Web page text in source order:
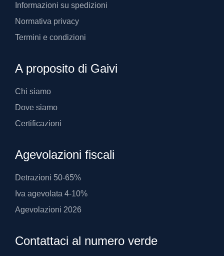
Informazioni su spedizioni
Normativa privacy
Termini e condizioni
A proposito di Gaivi
Chi siamo
Dove siamo
Certificazioni
Agevolazioni fiscali
Detrazioni 50-65%
Iva agevolata 4-10%
Agevolazioni 2026
Contattaci al numero verde